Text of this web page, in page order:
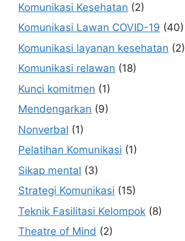
Komunikasi Kesehatan (2)
Komunikasi Lawan COVID-19 (40)
Komunikasi layanan kesehatan (2)
Komunikasi relawan (18)
Kunci komitmen (1)
Mendengarkan (9)
Nonverbal (1)
Pelatihan Komunikasi (1)
Sikap mental (3)
Strategi Komunikasi (15)
Teknik Fasilitasi Kelompok (8)
Theatre of Mind (2)